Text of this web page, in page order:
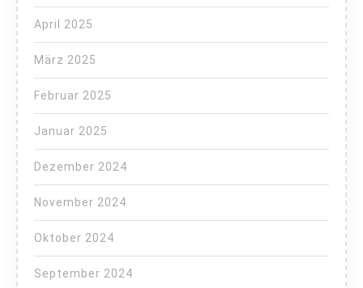
April 2025
März 2025
Februar 2025
Januar 2025
Dezember 2024
November 2024
Oktober 2024
September 2024